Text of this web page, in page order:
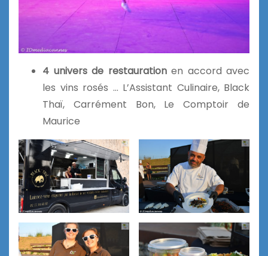
4 univers de restaurationen accord avec
les vins rosés … L’Assistant Culinaire, Black
Thaï, Carrément Bon, Le Comptoir de
Maurice